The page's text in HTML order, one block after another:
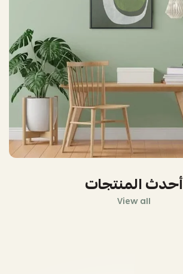
أحدث المنتجات
View all